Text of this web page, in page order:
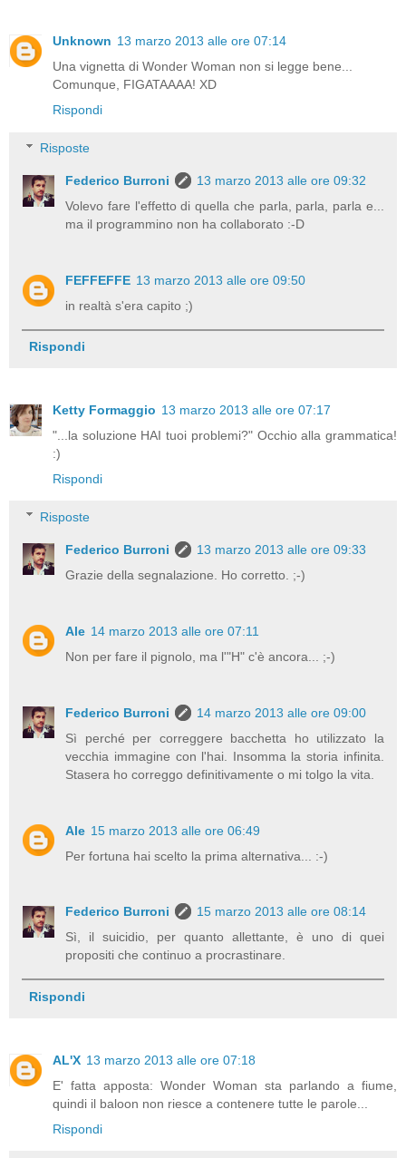
Unknown 13 marzo 2013 alle ore 07:14
Una vignetta di Wonder Woman non si legge bene...
Comunque, FIGATAAAA! XD
Rispondi
Risposte
Federico Burroni
13 marzo 2013 alle ore 09:32
Volevo fare l'effetto di quella che parla, parla, parla e...
ma il programmino non ha collaborato :-D
FEFFEFFE 13 marzo 2013 alle ore 09:50
in realtà s'era capito ;)
Rispondi
Ketty Formaggio 13 marzo 2013 alle ore 07:17
"...la soluzione HAI tuoi problemi?" Occhio alla grammatica!
:)
Rispondi
Risposte
Federico Burroni
13 marzo 2013 alle ore 09:33
Grazie della segnalazione. Ho corretto. ;-)
Ale 14 marzo 2013 alle ore 07:11
Non per fare il pignolo, ma l'"H" c'è ancora... ;-)
Federico Burroni
14 marzo 2013 alle ore 09:00
Sì perché per correggere bacchetta ho utilizzato la
vecchia immagine con l'hai. Insomma la storia infinita.
Stasera ho correggo definitivamente o mi tolgo la vita.
Ale 15 marzo 2013 alle ore 06:49
Per fortuna hai scelto la prima alternativa... :-)
Federico Burroni
15 marzo 2013 alle ore 08:14
Sì, il suicidio, per quanto allettante, è uno di quei
propositi che continuo a procrastinare.
Rispondi
AL'X 13 marzo 2013 alle ore 07:18
E' fatta apposta: Wonder Woman sta parlando a fiume,
quindi il baloon non riesce a contenere tutte le parole...
Rispondi